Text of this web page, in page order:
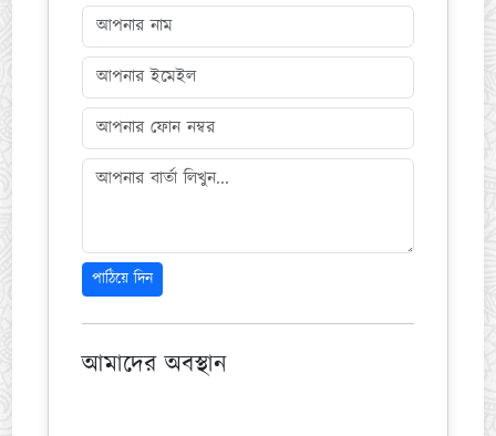
পাঠিয়ে দিন
আমাদের অবস্থান